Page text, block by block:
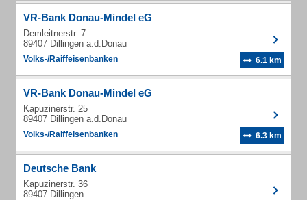
VR-Bank Donau-Mindel eG
Demleitnerstr. 7
89407 Dillingen a.d.Donau
Volks-/Raiffeisenbanken 6.1 km
VR-Bank Donau-Mindel eG
Kapuzinerstr. 25
89407 Dillingen a.d.Donau
Volks-/Raiffeisenbanken 6.3 km
Deutsche Bank
Kapuzinerstr. 36
89407 Dillingen